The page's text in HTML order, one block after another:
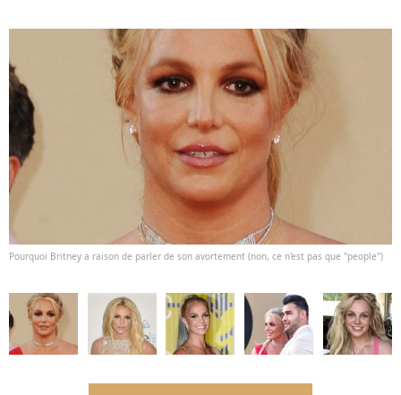
Pourquoi Britney a raison de parler de son avortement (non, ce n'est pas que "people")